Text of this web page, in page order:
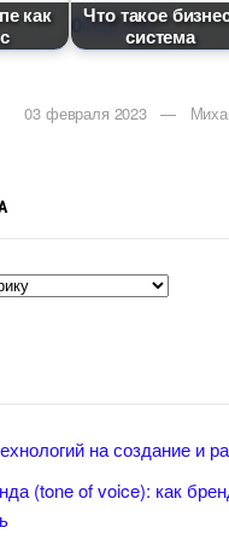
как
Что такое
система
03 февраля 2023 —
на создание и
(tone of voice): как